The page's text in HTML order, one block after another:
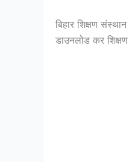
बिहार शिक्षण
डाउनलोड कर